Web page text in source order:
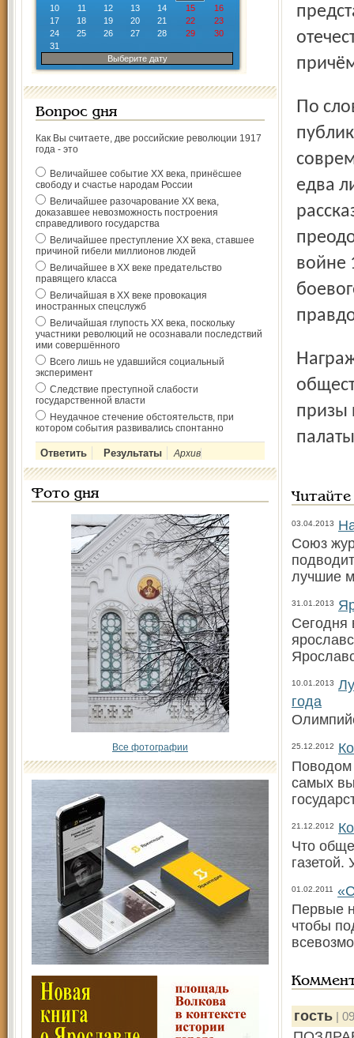
10
11 12 13 14 15
16
17
18 19 20 21 22
23
24
25 26 27 28 29
30
31
Выберите дату
Вопрос дня
Как Вы считаете, две российские революции 1917
года - это
Величайшее событие ХХ века, принёсшее
свободу и счастье народам России
Величайшее разочарование ХХ века,
доказавшее невозможность построения
справедливого государства
Величайшее преступление ХХ века, ставшее
причиной гибели миллионов людей
Величайшее в ХХ веке предательство
правящего класса
Величайшая в ХХ веке провокация
иностранных спецслужб
Величайшая глупость ХХ века, поскольку
участники революций не осознавали последствий
ими совершённого
Всего лишь не удавшийся социальный
эксперимент
Следствие преступной слабости
государственной власти
Неудачное стечение обстоятельств, при
котором события развивались спонтанно
Архив
Фото дня
Все фотографии
По словам Виктории Марасановой, лучшие из этих
едва
войне
Награждение победителей прошло в среду на заседании
призы
03.04.2013
Союз
лучшие
31.01.2013
Сегодня
10.01.2013
года
25.12.2012
Поводом
самых
21.12.2012
Что
газетой.
01.02.2011
Первые
чтобы
гость |